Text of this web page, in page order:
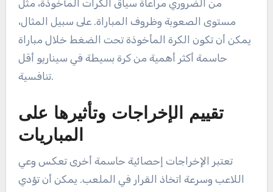
في نجاح الفريق.
فهم الكرات المأخوذة وأهميتها
تعتبر الكرات المأخوذة مقياسًا أساسيًا لمهارة الميدان
اللاعب على اقتناص الفرص والمساهمة في الإخراجات.
في كريكيت المجر، غالبًا ما يتم تقييم اللاعبين بناءً على
معدل نجاحهم في الكرات المأخوذة، والذي يمكن أن
يتراوح من 60% إلى 90% اعتمادًا على خبرة اللاعب
وظروف المباراة.